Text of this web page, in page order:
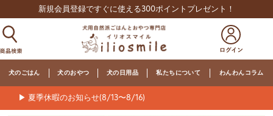
新規会員登録ですぐに使える300ポイントプレゼント！
犬のごはん 犬のおやつ 犬の日用品 私たちについて わんわんコラム
▶ 夏季休暇のお知らせ(8/13〜8/16)